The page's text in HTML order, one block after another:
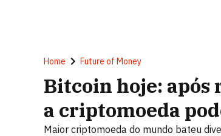
Home Future of Money
Bitcoin hoje: após
a criptomoeda
Maior criptomoeda do mundo bateu